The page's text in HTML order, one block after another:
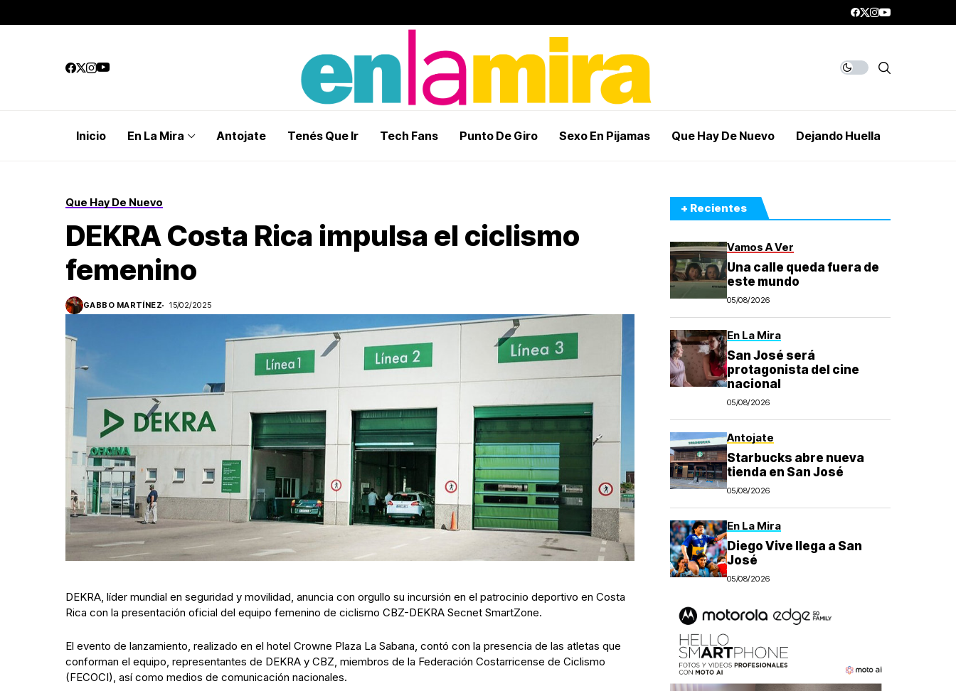
Inicio En La Mira Antojate Tenés Que Ir Tech Fans Punto De Giro Sexo En Pijamas Que Hay De Nuevo Dejando Huella
Que Hay De Nuevo
DEKRA Costa Rica impulsa el ciclismo
femenino
GABBO MARTÍNEZ 15/02/2025
DEKRA, líder mundial en seguridad y movilidad, anuncia con orgullo su incursión en el patrocinio deportivo en Costa
Rica con la presentación oficial del equipo femenino de ciclismo CBZ-DEKRA Secnet SmartZone.
El evento de lanzamiento, realizado en el hotel Crowne Plaza La Sabana, contó con la presencia de las atletas que
conforman el equipo, representantes de DEKRA y CBZ, miembros de la Federación Costarricense de Ciclismo
(FECOCI), así como medios de comunicación nacionales.
+ Recientes
Vamos A Ver
Una calle queda fuera de
este mundo
05/08/2026
En La Mira
San José será
protagonista del cine
nacional
05/08/2026
Antojate
Starbucks abre nueva
tienda en San José
05/08/2026
En La Mira
Diego Vive llega a San
José
05/08/2026